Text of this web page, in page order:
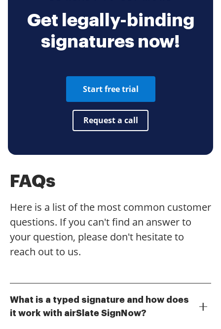
Get legally-binding
signatures now!
Start free trial
Request a call
FAQs
Here is a list of the most common customer
questions. If you can't find an answer to
your question, please don't hesitate to
reach out to us.
What is a typed signature and how does
it work with airSlate SignNow?